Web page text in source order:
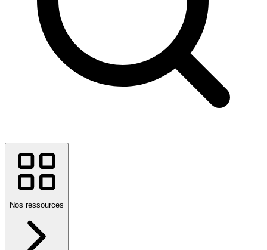
Nos ressources